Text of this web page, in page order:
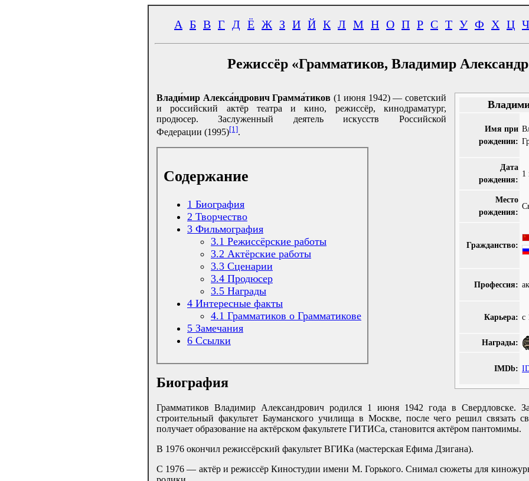
А Б В Г Д Ё Ж З И Й К Л М Н О П Р С Т У Ф Х Ц Ч
Режиссёр «Грамматиков, Владимир
Имя при
рождении:
Дата
рождения:
1
Место
рождения:
Гражданство:
Профессия:
Карьера: с
Награды:
IMDb:
Влади́мир Алекса́ндрович Грамма́тиков (1 июня 1942) — советский
и российский актёр театра и кино, режиссёр, кинодраматург,
продюсер. Заслуженный деятель искусств Российской
Федерации (1995)[1].
Содержание
1 Биография
2 Творчество
3 Фильмография
3.1 Режиссёрские работы
3.2 Актёрские работы
3.3 Сценарии
3.4 Продюсер
3.5 Награды
4 Интересные факты
4.1 Грамматиков о Грамматикове
5 Замечания
6 Ссылки
Биография
Грамматиков Владимир Александрович родился 1 июня 1942 года в Свердловске.
строительный факультет Бауманского училища в Москве, после чего решил связать
получает образование на актёрском факультете ГИТИСа, становится актёром пантомимы.
В 1976 окончил режиссёрский факультет ВГИКа (мастерская Ефима Дзигана).
С 1976 — актёр и режиссёр Киностудии имени М. Горького. Снимал сюжеты для